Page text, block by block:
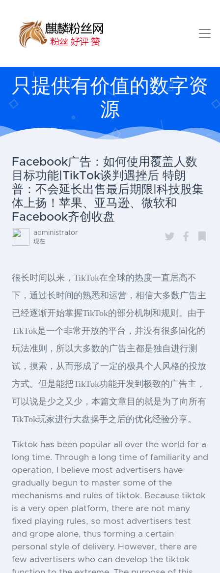
只提供有价值的数字资
源
Facebook广告：如何使用覆盖人数
目标功能|TikTok谈判遇挫后 特朗
普：不会延长出售最后期限|科技股集
体上扬！苹果、亚马逊、微软和
Facebook齐创收盘
administrator
现在
很长时间以来，TikTok在全球的热度一直居高不
下，通过长时间的熟悉和运营，相信大多数广告主
已经逐渐开始掌握TikTok的部分机制和规则。由于
TikTok是一个非常开放的平台，并没有很多固化的
玩法准则，所以大多数的广告主都是独自进行测
试，摸索，从而形成了一定的极具个人风格的投放
方式。但是能把TikTok功能开发到极致的广告主，
可以说是少之又少，本篇文章目的就是为了向所有
TikTok玩家进行大盘操手之后的优化经验分享。
Tiktok has been popular all over the world for a
long time. Through a long time of familiarity and
operation, I believe most advertisers have
gradually begun to master some of the
mechanisms and rules of tiktok. Because tiktok
is a very open platform, there are not many
fixed playing rules, so most advertisers test
and grope alone, thus forming a certain
personal style of delivery. However, there are
few advertisers who can develop the tiktok